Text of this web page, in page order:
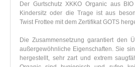
Der Gurtschutz XKKO Organic aus
Kindersitz oder die Trage ist aus
Twist Frottee mit dem Zertifikat GOTS
Die Zusammensetzung garantiert den
außergewöhnliche Eigenschaften. Sie
hergestellt, sehr zart und extrem